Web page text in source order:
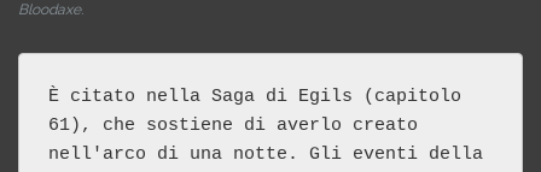
Bloodaxe.
È citato nella Saga di Egils (capitolo
61), che sostiene di averlo creato
nell'arco di una notte. Gli eventi della